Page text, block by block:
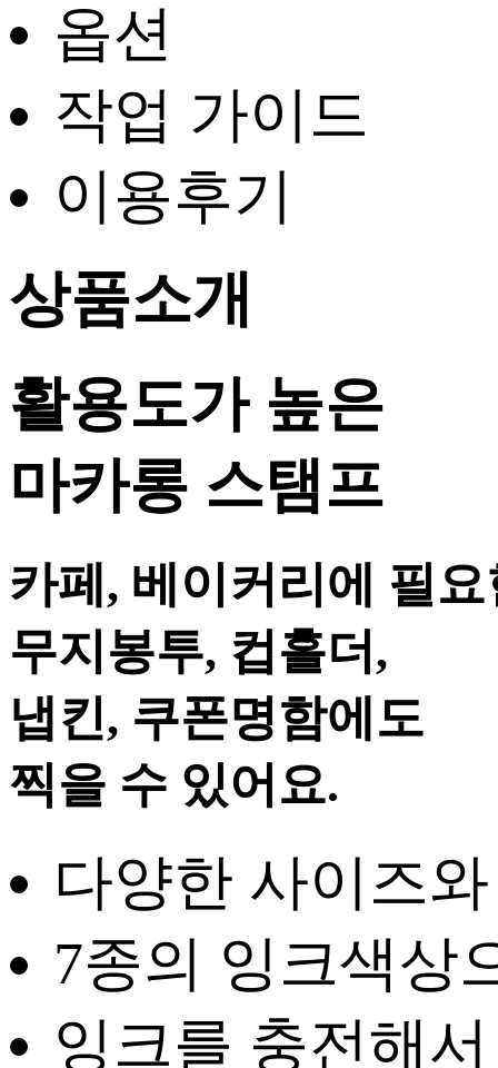
옵션
작업 가이드
이용후기
상품소개
활용도가 높은
마카롱 스탬프
카페, 베이커리에 필요
무지봉투, 컵홀더,
냅킨, 쿠폰명함에도
찍을 수 있어요.
다양한 사이즈
7종의 잉크색상
잉크를 충전해